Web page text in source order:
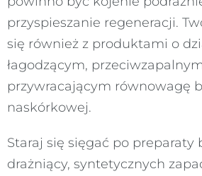
przyspieszanie regeneracji.
się również z produktami o
łagodzącym,
przywracającym równowagę
naskórkowej.
Staraj się sięgać po preparaty
drażniący, syntetycznych